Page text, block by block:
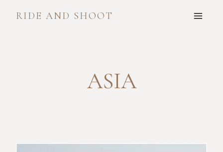
RIDE AND SHOOT
ASIA